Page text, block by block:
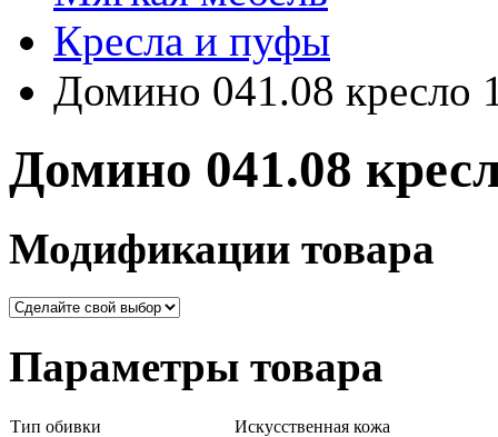
Кресла и пуфы
Домино 041.08 кресло
Домино 041.08
Модификации товара
Параметры товара
Тип обивки
Искусственная кожа